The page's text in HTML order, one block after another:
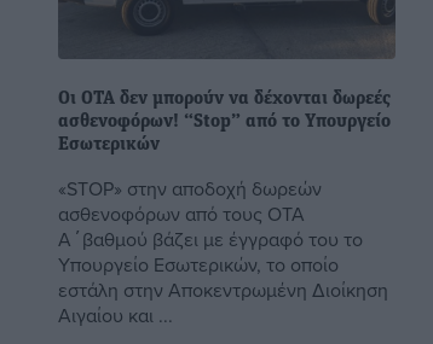
Οι ΟΤΑ δεν μπορούν να δέχονται δωρεές
ασθενοφόρων! “Stop” από το Yπουργείο
Eσωτερικών
«STOP» στην αποδοχή δωρεών
ασθενοφόρων από τους ΟΤΑ
Α΄βαθμού βάζει με έγγραφό του το
Υπουργείο Εσωτερικών, το οποίο
εστάλη στην Αποκεντρωμένη Διοίκηση
Αιγαίου και ...